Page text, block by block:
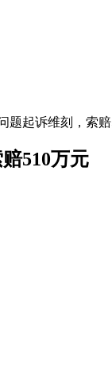
题起诉维刻，索赔
510万元